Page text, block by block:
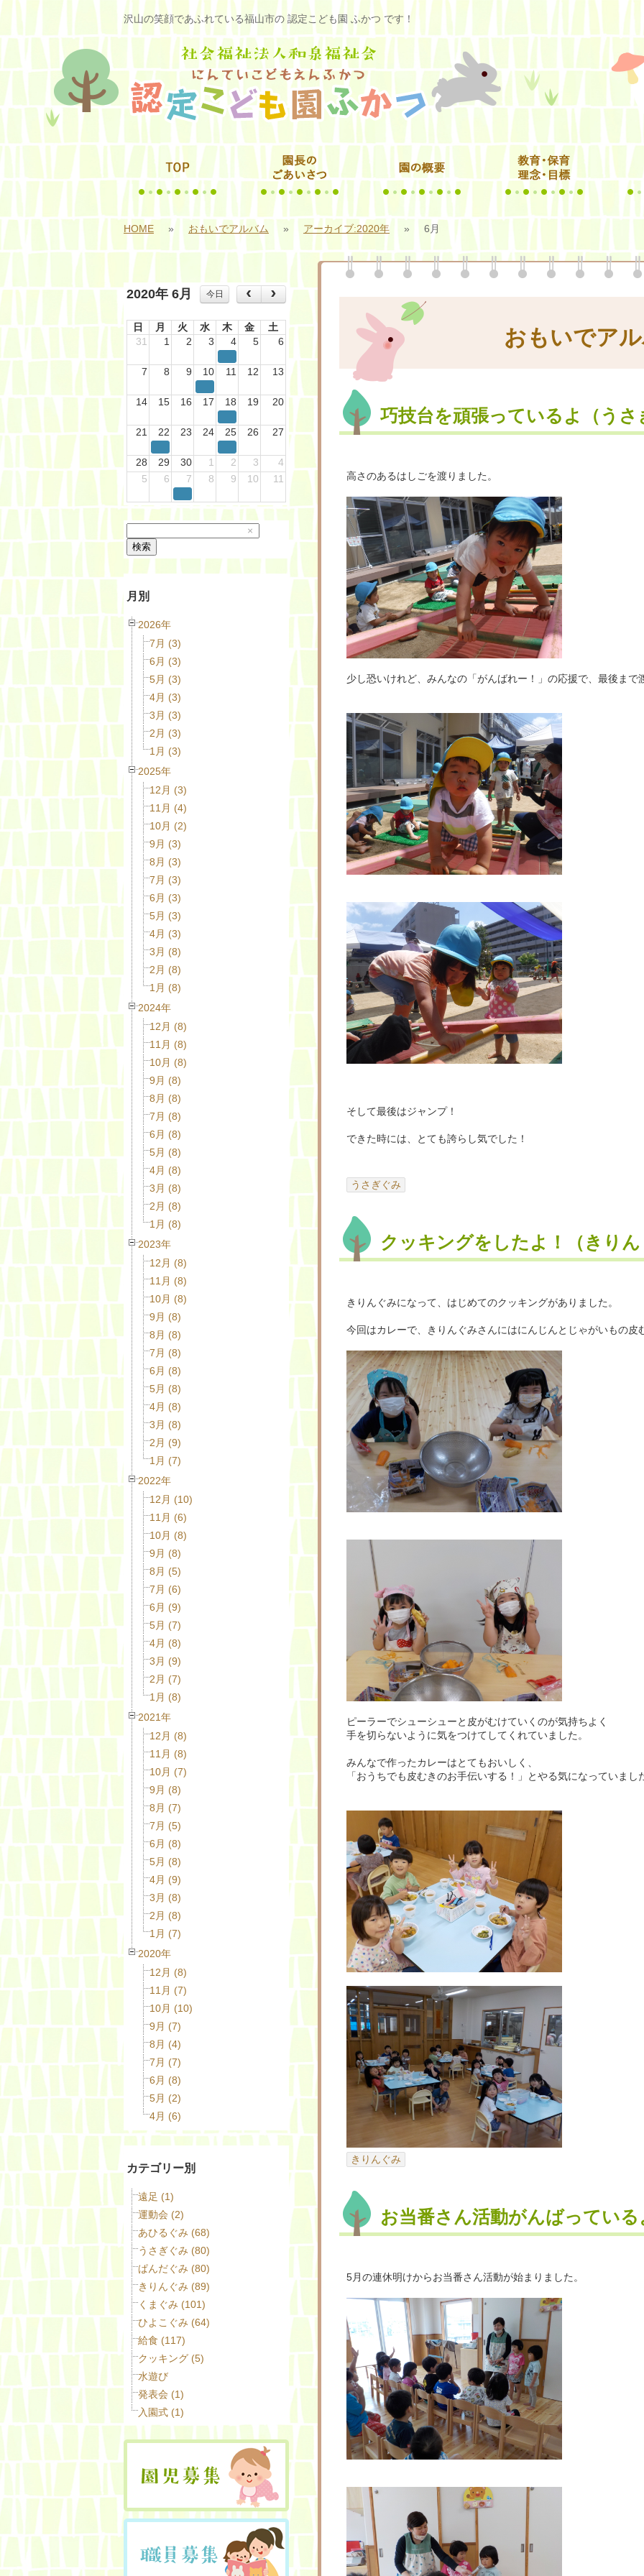
沢山の笑顔であふれている福山市の 認定こども園 ふかつ です！
HOME » おもいでアルバム » アーカイブ:2020年 » 6月
2020年 6月 今日
日 月 火 水 木 金
土
31
1 2 3 4 5 6
7 8 9 10 11 12 13
14 15 16 17 18 19 20
21 22 23 24 25 26 27
28 29 30 1 2 3
4
5
6 7 8 9 10 11
×
検索
月別
2026年
7月 (3)
6月 (3)
5月 (3)
4月 (3)
3月 (3)
2月 (3)
1月 (3)
2025年
12月 (3)
11月 (4)
10月 (2)
9月 (3)
8月 (3)
7月 (3)
6月 (3)
5月 (3)
4月 (3)
3月 (8)
2月 (8)
1月 (8)
2024年
12月 (8)
11月 (8)
10月 (8)
9月 (8)
8月 (8)
7月 (8)
6月 (8)
5月 (8)
4月 (8)
3月 (8)
2月 (8)
1月 (8)
2023年
12月 (8)
11月 (8)
10月 (8)
9月 (8)
8月 (8)
7月 (8)
6月 (8)
5月 (8)
4月 (8)
3月 (8)
2月 (9)
1月 (7)
2022年
12月 (10)
11月 (6)
10月 (8)
9月 (8)
8月 (5)
7月 (6)
6月 (9)
5月 (7)
4月 (8)
3月 (9)
2月 (7)
1月 (8)
2021年
12月 (8)
11月 (8)
10月 (7)
9月 (8)
8月 (7)
7月 (5)
6月 (8)
5月 (8)
4月 (9)
3月 (8)
2月 (8)
1月 (7)
2020年
12月 (8)
11月 (7)
10月 (10)
9月 (7)
8月 (4)
7月 (7)
6月 (8)
5月 (2)
4月 (6)
カテゴリー別
遠足 (1)
運動会 (2)
あひるぐみ (68)
うさぎぐみ (80)
ぱんだぐみ (80)
きりんぐみ (89)
くまぐみ (101)
ひよこぐみ (64)
給食 (117)
クッキング (5)
水遊び
発表会 (1)
入園式 (1)
おもいでア
巧技台を頑張っているよ（うさ
高さのあるはしごを渡りました。
少し恐いけれど、みんなの「がんばれー！」の応援で、最後まで
そして最後はジャンプ！
できた時には、とても誇らし気でした！
うさぎぐみ
クッキングをしたよ！（きり
きりんぐみになって、はじめてのクッキングがありました。
今回はカレーで、きりんぐみさんにはにんじんとじゃがいもの皮
ピーラーでシューシューと皮がむけていくのが気持ちよく
手を切らないように気をつけてしてくれていました。
みんなで作ったカレーはとてもおいしく、
「おうちでも皮むきのお手伝いする！」とやる気になっていまし
きりんぐみ
お当番さん活動がんばってい
5月の連休明けからお当番さん活動が始まりました。